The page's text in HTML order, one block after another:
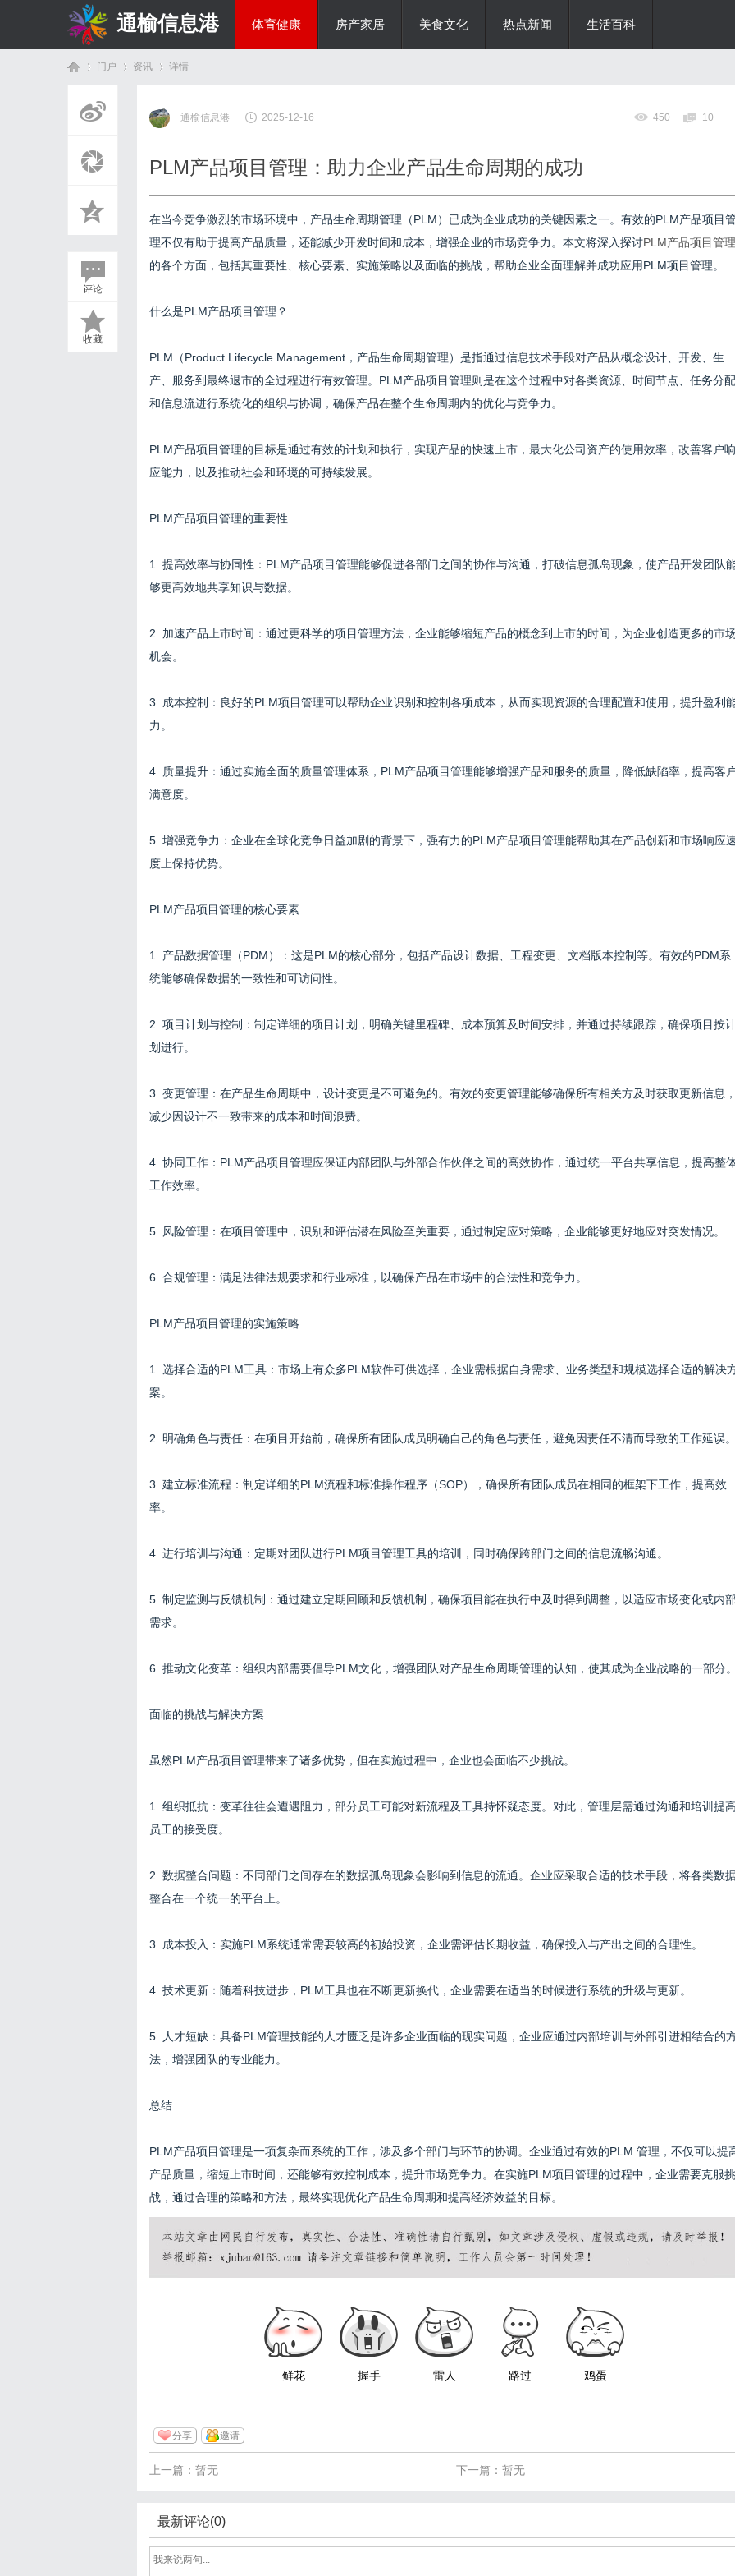
通榆信息港 体育健康 房产家居 美食文化 热点新闻 生活百科
门户 资讯
›
详情
评论
收藏
通榆信息港 2025-12-16 450 10
PLM产品项目管理：助力企业产品生命周期的成功
在当今竞争激烈的市场环境中，产品生命周期管理（PLM）已成为企业成功的关键因素之一。有效的PLM产品项目管
理不仅有助于提高产品质量，还能减少开发时间和成本，增强企业的市场竞争力。本文将深入探讨PLM产品项目管理
的各个方面，包括其重要性、核心要素、实施策略以及面临的挑战，帮助企业全面理解并成功应用PLM项目管理。
什么是PLM产品项目管理？
PLM（Product Lifecycle Management，产品生命周期管理）是指通过信息技术手段对产品从概念设计、开发、生
产、服务到最终退市的全过程进行有效管理。PLM产品项目管理则是在这个过程中对各类资源、时间节点、任务分配
和信息流进行系统化的组织与协调，确保产品在整个生命周期内的优化与竞争力。
PLM产品项目管理的目标是通过有效的计划和执行，实现产品的快速上市，最大化公司资产的使用效率，改善客户响
应能力，以及推动社会和环境的可持续发展。
PLM产品项目管理的重要性
1. 提高效率与协同性：PLM产品项目管理能够促进各部门之间的协作与沟通，打破信息孤岛现象，使产品开发团队
够更高效地共享知识与数据。
2. 加速产品上市时间：通过更科学的项目管理方法，企业能够缩短产品的概念到上市的时间，为企业创造更多的市场
机会。
3. 成本控制：良好的PLM项目管理可以帮助企业识别和控制各项成本，从而实现资源的合理配置和使用，提升盈利
力。
4. 质量提升：通过实施全面的质量管理体系，PLM产品项目管理能够增强产品和服务的质量，降低缺陷率，提高客
满意度。
5. 增强竞争力：企业在全球化竞争日益加剧的背景下，强有力的PLM产品项目管理能帮助其在产品创新和市场响应
度上保持优势。
PLM产品项目管理的核心要素
1. 产品数据管理（PDM）：这是PLM的核心部分，包括产品设计数据、工程变更、文档版本控制等。有效的PDM系
统能够确保数据的一致性和可访问性。
2. 项目计划与控制：制定详细的项目计划，明确关键里程碑、成本预算及时间安排，并通过持续跟踪，确保项目按
划进行。
3. 变更管理：在产品生命周期中，设计变更是不可避免的。有效的变更管理能够确保所有相关方及时获取更新信息，
减少因设计不一致带来的成本和时间浪费。
4. 协同工作：PLM产品项目管理应保证内部团队与外部合作伙伴之间的高效协作，通过统一平台共享信息，提高整
工作效率。
5. 风险管理：在项目管理中，识别和评估潜在风险至关重要，通过制定应对策略，企业能够更好地应对突发情况。
6. 合规管理：满足法律法规要求和行业标准，以确保产品在市场中的合法性和竞争力。
PLM产品项目管理的实施策略
1. 选择合适的PLM工具：市场上有众多PLM软件可供选择，企业需根据自身需求、业务类型和规模选择合适的解决
案。
2. 明确角色与责任：在项目开始前，确保所有团队成员明确自己的角色与责任，避免因责任不清而导致的工作延误。
3. 建立标准流程：制定详细的PLM流程和标准操作程序（SOP），确保所有团队成员在相同的框架下工作，提高效
率。
4. 进行培训与沟通：定期对团队进行PLM项目管理工具的培训，同时确保跨部门之间的信息流畅沟通。
5. 制定监测与反馈机制：通过建立定期回顾和反馈机制，确保项目能在执行中及时得到调整，以适应市场变化或内
需求。
6. 推动文化变革：组织内部需要倡导PLM文化，增强团队对产品生命周期管理的认知，使其成为企业战略的一部分。
面临的挑战与解决方案
虽然PLM产品项目管理带来了诸多优势，但在实施过程中，企业也会面临不少挑战。
1. 组织抵抗：变革往往会遭遇阻力，部分员工可能对新流程及工具持怀疑态度。对此，管理层需通过沟通和培训提高
员工的接受度。
2. 数据整合问题：不同部门之间存在的数据孤岛现象会影响到信息的流通。企业应采取合适的技术手段，将各类数
整合在一个统一的平台上。
3. 成本投入：实施PLM系统通常需要较高的初始投资，企业需评估长期收益，确保投入与产出之间的合理性。
4. 技术更新：随着科技进步，PLM工具也在不断更新换代，企业需要在适当的时候进行系统的升级与更新。
5. 人才短缺：具备PLM管理技能的人才匮乏是许多企业面临的现实问题，企业应通过内部培训与外部引进相结合的
法，增强团队的专业能力。
总结
PLM产品项目管理是一项复杂而系统的工作，涉及多个部门与环节的协调。企业通过有效的PLM 管理，不仅可以提
产品质量，缩短上市时间，还能够有效控制成本，提升市场竞争力。在实施PLM项目管理的过程中，企业需要克服挑
战，通过合理的策略和方法，最终实现优化产品生命周期和提高经济效益的目标。
鲜花 握手 雷人 路过 鸡蛋
分享 邀请
下一篇：暂无
上一篇：暂无
最新评论(0)